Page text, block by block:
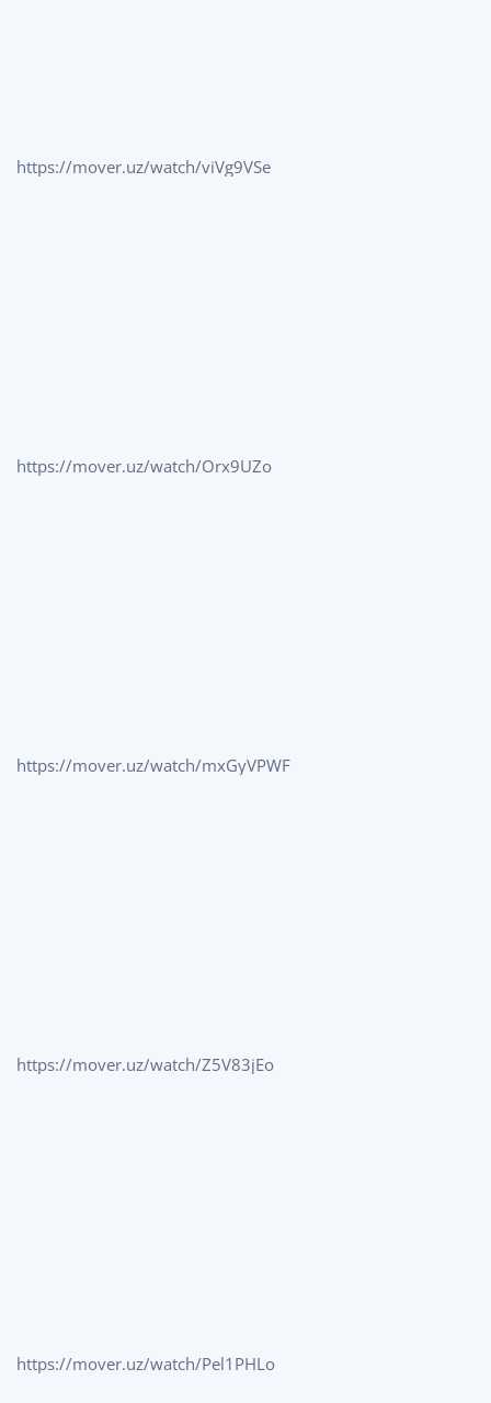
https://mover.uz/watch/viVg9VSe
https://mover.uz/watch/Orx9UZo
https://mover.uz/watch/mxGyVPWF
https://mover.uz/watch/Z5V83jEo
https://mover.uz/watch/Pel1PHLo